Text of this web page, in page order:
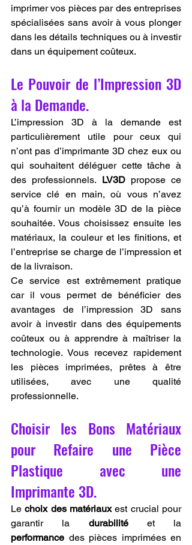
imprimer vos pièces par des entreprises
spécialisées sans avoir à vous plonger
dans les détails techniques ou à investir
dans un équipement coûteux.
Le Pouvoir de l’Impression 3D
à la Demande.
L’impression 3D à la demande est
particulièrement utile pour ceux qui
n’ont pas d’imprimante 3D chez eux ou
qui souhaitent déléguer cette tâche à
des professionnels. LV3D propose ce
service clé en main, où vous n’avez
qu’à fournir un modèle 3D de la pièce
souhaitée. Vous choisissez ensuite les
matériaux, la couleur et les finitions, et
l’entreprise se charge de l’impression et
de la livraison.
Ce service est extrêmement pratique
car il vous permet de bénéficier des
avantages de l’impression 3D sans
avoir à investir dans des équipements
coûteux ou à apprendre à maîtriser la
technologie. Vous recevez rapidement
les pièces imprimées, prêtes à être
utilisées, avec une qualité
professionnelle.
Choisir les Bons Matériaux
pour Refaire une Pièce
Plastique avec une
Imprimante 3D.
Le choix des matériaux est crucial pour
garantir la durabilité
performance des pièces imprimées en